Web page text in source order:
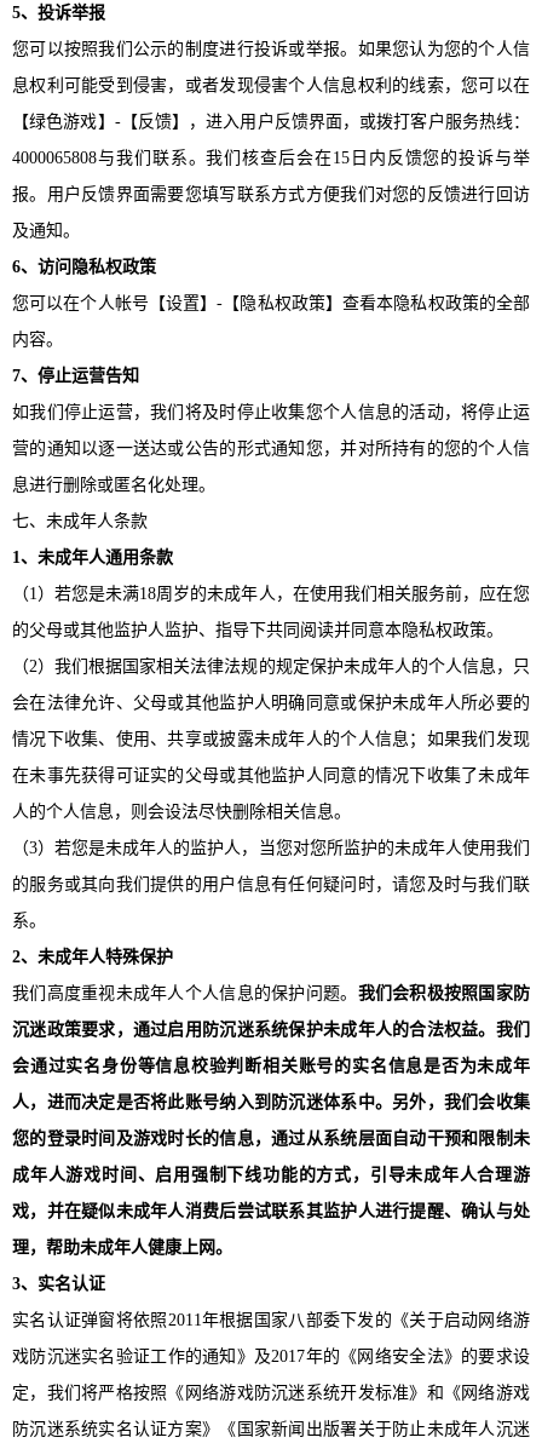
5、投诉举报
您可以按照我们公示的制度进行投诉或举报。如果您认为您的个人信
息权利可能受到侵害，或者发现侵害个人信息权利的线索，您可以在
【绿色游戏】 -【反馈】，进入用户反馈界面，或拨打客户服务热线：
4000065808与我们联系。我们核查后会在15日内反馈您的投诉与举
报。 用户反馈界面需要您填写联系方式方便我们对您的反馈进行回访
及通知。
6、访问隐私权政策
您可以在个人帐号【设置】-【隐私权政策】查看本隐私权政策的全部
内容。
7、停止运营告知
如我们停止运营，我们将及时停止收集您个人信息的活动，将停止运
营的通知以逐一送达或公告的形式通知您，并对所持有的您的个人信
息进行删除或匿名化处理。
七、未成年人条款
1、未成年人通用条款
（1）若您是未满18周岁的未成年人，在使用我们相关服务前，应在您
的父母或其他监护人监护、指导下共同阅读并同意本隐私权政策。
（2）我们根据国家相关法律法规的规定保护未成年人的个人信息，只
会在法律允许、父母或其他监护人明确同意或保护未成年人所必要的
情况下收集、使用、共享或披露未成年人的个人信息；如果我们发现
在未事先获得可证实的父母或其他监护人同意的情况下收集了未成年
人的个人信息，则会设法尽快删除相关信息。
（3）若您是未成年人的监护人，当您对您所监护的未成年人使用我们
的服务或其向我们提供的用户信息有任何疑问时，请您及时与我们联
系。
2、未成年人特殊保护
我们高度重视未成年人个人信息的保护问题。 我们会积极按照国家防
沉迷政策要求，通过启用防沉迷系统保护未成年人的合法权益。我们
会通过实名身份等信息校验判断相关账号的实名信息是否为未成年
人，进而决定是否将此账号纳入到防沉迷体系中。另外，我们会收集
您的登录时间 及游戏时长的信息，通过从系统层面自动干预和限制未
成年人游戏时间、启用强制下线功能的方式，引导未成年人合理游
戏，并在疑似未成年人消费后尝试联系其监护人进行提醒、确认与处
理，帮助未成年人健康上网。
3、实名认证
实名认证弹窗将依照 2011年根据国家八部委下发的《关于启动网络游
戏防沉迷实名验证工作的通知》及2017年的《网络安全法》的要求设
定，我们将严格按照《网络游戏防沉迷系统开发标准》和《网络游戏
防沉迷系统实名认证方案》《国家新闻出版署关于防止未成年人沉迷